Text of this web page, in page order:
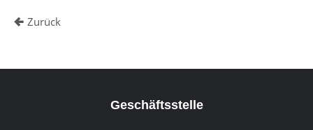
Zurück
Geschäftsstelle